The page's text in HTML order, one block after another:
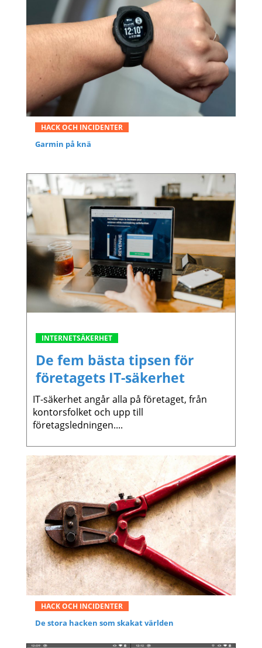
HACK OCH INCIDENTER
Garmin på knä
INTERNETSÄKERHET
De fem bästa tipsen för
företagets IT-säkerhet
IT-säkerhet angår alla på företaget, från
kontorsfolket och upp till
företagsledningen....
HACK OCH INCIDENTER
De stora hacken som skakat världen